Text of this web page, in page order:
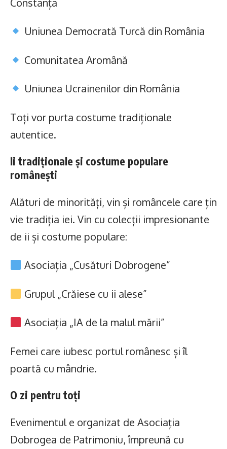
Uniunea Democrată Turcă din România
Comunitatea Aromână
Uniunea Ucrainenilor din România
Toți vor purta costume tradiționale
autentice.
Ii tradiționale și costume populare
românești
Alături de minorități, vin și româncele care țin
vie tradiția iei. Vin cu colecții impresionante
de ii și costume populare:
Asociația „Cusături Dobrogene”
Grupul „Crăiese cu ii alese”
Asociația „IA de la malul mării”
Femei care iubesc portul românesc și îl
poartă cu mândrie.
O zi pentru toți
Evenimentul e organizat de Asociația
Dobrogea de Patrimoniu, împreună cu